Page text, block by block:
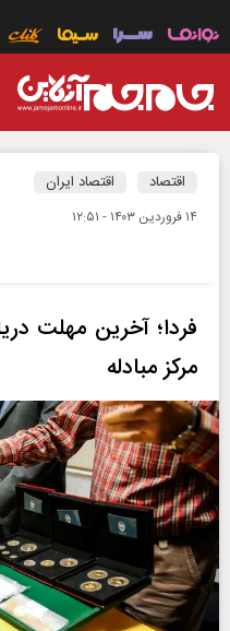
اقتصاد اقتصاد ایران
۱۴ فروردين ۱۴۰۳ - ۱۲:۵۱
فردا؛ آخرین مهلت
مرکز مبادله